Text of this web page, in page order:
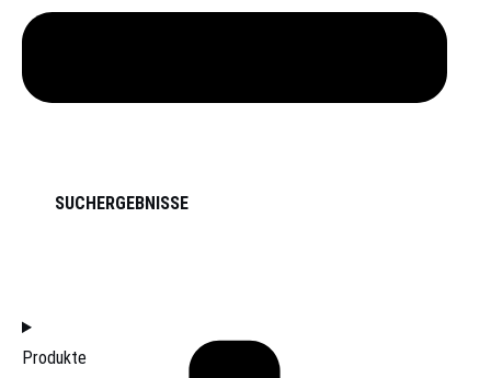
SUCHERGEBNISSE
Produkte